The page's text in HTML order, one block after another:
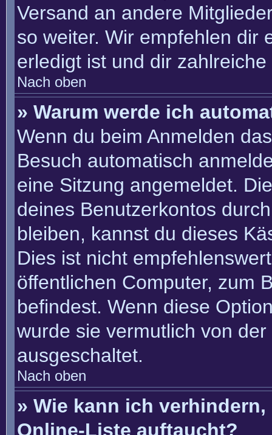
Versand an andere
so weiter. Wir empfehlen dir
erledigt ist und dir
Nach oben
» Warum werde ich
Wenn du beim Anmelden
Besuch automatisch
eine Sitzung angemeldet.
deines Benutzerkontos
bleiben, kannst du dieses
Dies ist nicht
öffentlichen Computer, zum
befindest. Wenn diese
wurde sie vermutlich von
ausgeschaltet.
Nach oben
» Wie kann ich
Online-Liste auftaucht?